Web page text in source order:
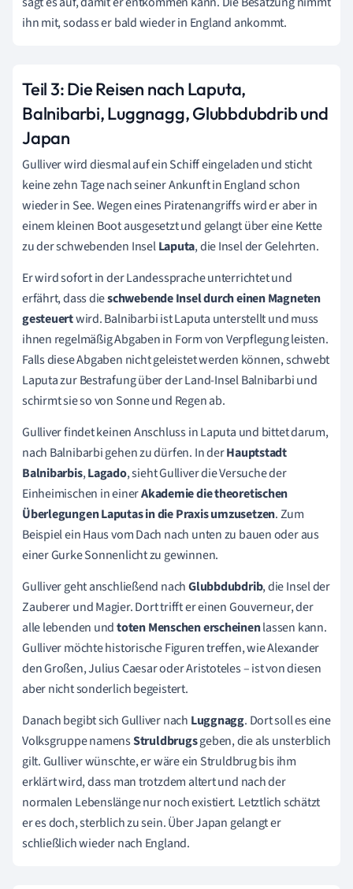
ihn mit, sodass er bald wieder in England ankommt.
Teil 3: Die Reisen nach Laputa,
Balnibarbi, Luggnagg, Glubbdubdrib und
Japan
Gulliver wird diesmal auf ein Schiff eingeladen und sticht
keine zehn Tage nach seiner Ankunft in England schon
wieder in See. Wegen eines Piratenangriffs wird er aber in
einem kleinen Boot ausgesetzt und gelangt über eine Kette
zu der schwebenden InselLaputa,die Insel der Gelehrten.
Er wird sofort in der Landessprache unterrichtet und
erfährt, dass dieschwebende Insel durch einen Magneten
gesteuertwird. Balnibarbi ist Laputa unterstellt und muss
ihnen regelmäßig Abgaben in Form von Verpflegung leisten.
Falls diese Abgaben nicht geleistet werden können, schwebt
Laputa zur Bestrafung über der Land-Insel Balnibarbi und
schirmt sie so von Sonne und Regen ab.
Gulliver findet keinen Anschluss in Laputa und bittet darum,
nach Balnibarbi gehen zu dürfen. In derHauptstadt
Balnibarbis,Lagado, sieht Gulliver die Versuche der
Einheimischen in einerAkademie die theoretischen
Überlegungen Laputas in die Praxis umzusetzen. Zum
Beispiel ein Haus vom Dach nach unten zu bauen oder aus
einer Gurke Sonnenlicht zu gewinnen.
Gulliver geht anschließend nachGlubbdubdrib, dieInsel der
Zauberer und Magier. Dort trifft er einen Gouverneur, der
alle lebenden undtoten Menschen erscheinenlassen kann.
Gulliver möchte historische Figuren treffen, wie Alexander
den Großen, Julius Caesar oder Aristoteles – ist von diesen
aber nicht sonderlich begeistert.
Danach begibt sich Gulliver nach Luggnagg. Dort soll es eine
Volksgruppe namensStruldbrugsgeben, die als unsterblich
gilt. Gulliver wünschte, er wäre ein Struldbrug bis ihm
erklärt wird, dass man trotzdem altert und nach der
normalen Lebenslänge nur noch existiert. Letztlich schätzt
er es doch, sterblich zu sein. Über Japan gelangt er
schließlich wieder nach England.